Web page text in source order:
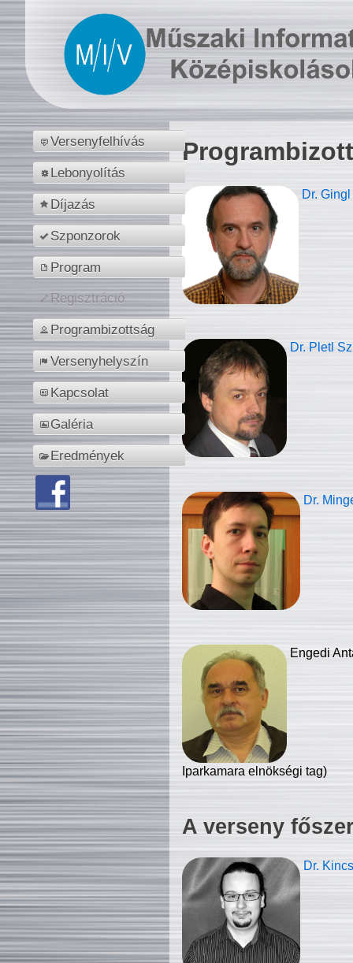
Versenyfelhívás
Lebonyolítás
Díjazás
Szponzorok
Program
Regisztráció
Programbizottság
Versenyhelyszín
Kapcsolat
Galéria
Eredmények
Dr.
Dr. Pletl
Dr.
Engedi
Iparkamara elnökségi tag)
A verseny
Dr.